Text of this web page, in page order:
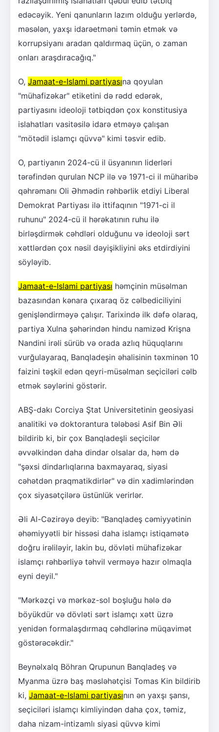
edəcəyik. Yeni qanunların lazım olduğu yerlərdə,
məsələn, yaxşı idarəetməni təmin etmək və
korrupsiyanı aradan qaldırmaq üçün, o zaman
onları araşdıracağıq."
O, Jamaat-e-Islami partiyasına qoyulan
"mühafizəkar" etiketini də rədd edərək,
partiyasını ideoloji tətbiqdən çox konstitusiya
islahatları vasitəsilə idarə etməyə çalışan
"mötədil islamçı qüvvə" kimi təsvir edib.
O, partiyanın 2024-cü il üsyanının liderləri
tərəfindən qurulan NCP ilə və 1971-ci il müharibə
qəhrəmanı Oli Əhmədin rəhbərlik etdiyi Liberal
Demokrat Partiyası ilə ittifaqının "1971-ci il
ruhunu" 2024-cü il hərəkatının ruhu ilə
birləşdirmək cəhdləri olduğunu və ideoloji sərt
xəttlərdən çox nəsil dəyişikliyini əks etdirdiyini
söyləyib.
Jamaat-e-Islami partiyası həmçinin müsəlman
bazasından kənara çıxaraq öz cəlbediciliyini
genişləndirməyə çalışır. Tarixində ilk dəfə olaraq,
partiya Xulna şəhərindən hindu namizəd Krişna
Nandini irəli sürüb və orada azlıq hüquqlarını
vurğulayaraq, Banqladeşin əhalisinin təxminən 10
faizini təşkil edən qeyri-müsəlman seçiciləri cəlb
etmək səylərini göstərir.
ABŞ-dakı Corciya Ştat Universitetinin geosiyasi
analitiki və doktorantura tələbəsi Asif Bin Əli
bildirib ki, bir çox Banqladeşli seçicilər
əvvəlkindən daha dindar olsalar da, həm də
"şəxsi dindarlıqlarına baxmayaraq, siyasi
cəhətdən praqmatikdirlər" və din xadimlərindən
çox siyasətçilərə üstünlük verirlər.
Əli Al-Cəzirəyə deyib: "Banqladeş cəmiyyətinin
əhəmiyyətli bir hissəsi daha islamçı istiqamətə
doğru irəliləyir, lakin bu, dövləti mühafizəkar
islamçı rəhbərliyə təhvil verməyə hazır olmaqla
eyni deyil."
"Mərkəzçi və mərkəz-sol boşluğu hələ də
böyükdür və dövləti sərt islamçı xətt üzrə
yenidən formalaşdırmaq cəhdlərinə müqavimət
göstərəcəkdir."
Beynəlxalq Böhran Qrupunun Banqladeş və
Myanma üzrə baş məsləhətçisi Tomas Kin bildirib
ki, Jamaat-e-Islami partiyasının ən yaxşı şansı,
seçiciləri islamçı kimliyindən daha çox, təmiz,
daha nizam-intizamlı siyasi qüvvə kimi